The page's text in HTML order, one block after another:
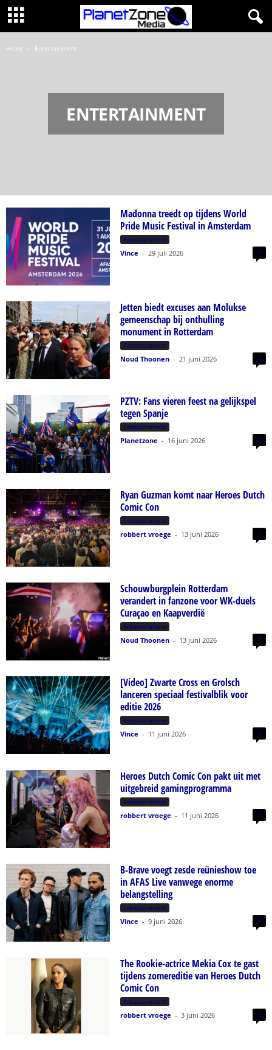
Home Entertainment
ENTERTAINMENT
Madonna treedt op tijdens World
Pride Music Festival in Amsterdam
Entertainment
Vince - 29 juli 2026 0
Jetten biedt excuses aan Molukse
gemeenschap bij onthulling
monument in Rotterdam
Entertainment
Noud Thoonen - 21 juni 2026 0
PZTV: Fans vieren feest na gelijkspel
tegen Spanje
Entertainment
Planetzone - 16 juni 2026 0
Ryan Guzman komt naar Heroes Dutch
Comic Con
Entertainment
robbert vroege - 13 juni 2026 0
Schouwburgplein Rotterdam
verandert in fanzone voor WK-duels
Curaçao en Kaapverdië
Entertainment
Noud Thoonen - 13 juni 2026 0
[Video] Zwarte Cross en Grolsch
lanceren speciaal festivalblik voor
editie 2026
Entertainment
Vince - 11 juni 2026 0
Heroes Dutch Comic Con pakt uit met
uitgebreid gamingprogramma
Entertainment
robbert vroege - 11 juni 2026 0
B-Brave voegt zesde reünieshow toe
in AFAS Live vanwege enorme
belangstelling
Entertainment
Vince - 9 juni 2026 0
The Rookie-actrice Mekia Cox te gast
tijdens zomereditie van Heroes Dutch
Comic Con
Entertainment
robbert vroege - 3 juni 2026 0